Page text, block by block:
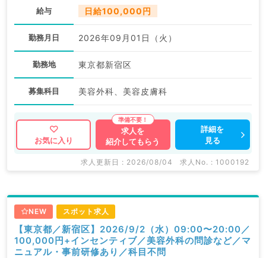
給与 日給100,000円
勤務月日 2026年09月01日（火）
勤務地 東京都新宿区
募集科目 美容外科、美容皮膚科
お気に入り
求人を
紹介してもらう
詳細を
見る
求人更新日 : 2026/08/04 求人No. : 1000192
NEW スポット求人
【東京都／新宿区】2026/9/2（水）09:00〜20:00／
100,000円+インセンティブ／美容外科の問診など／マ
ニュアル・事前研修あり／科目不問